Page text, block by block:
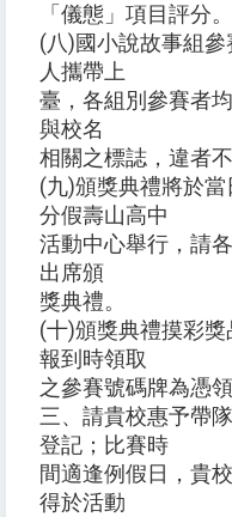
「儀態」項目評分。
(八)國小說故事組
人攜帶上
臺，各組別參賽者
與校名
相關之標誌，違者不
(九)頒獎典禮將於
分假壽山高中
活動中心舉行，請
出席頒
獎典禮。
(十)頒獎典禮摸彩
報到時領取
之參賽號碼牌為憑領
三、請貴校惠予帶
登記；比賽時
間適逢例假日，貴
得於活動